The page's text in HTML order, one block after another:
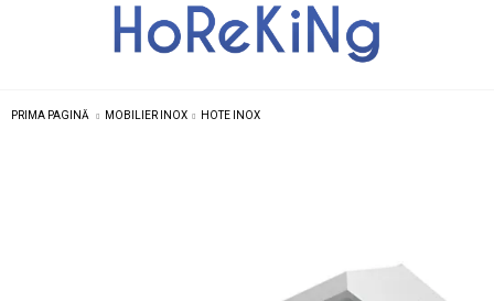
PRIMA PAGINĂ MOBILIER INOX HOTE INOX